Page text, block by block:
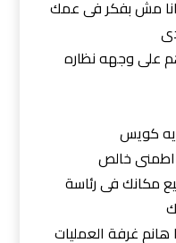
انا مش بفكر فى عمك
على وجهه نظاره
كويس
اطمنى خالص
مكانك فى رئاسة
هانم غرفة العمليات